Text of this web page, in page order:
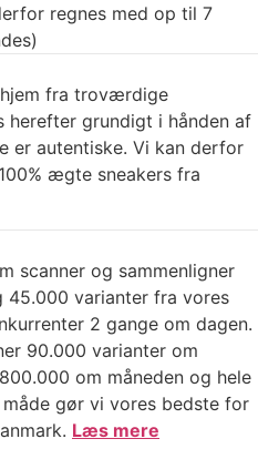
regnes med op til 7
fra troværdige
herefter grundigt i hånden af
er autentiske. Vi kan derfor
ægte sneakers fra
scanner og sammenligner
45.000 varianter fra vores
2 gange om dagen.
90.000 varianter om
om måneden og hele
gør vi vores bedste for
Læs mere